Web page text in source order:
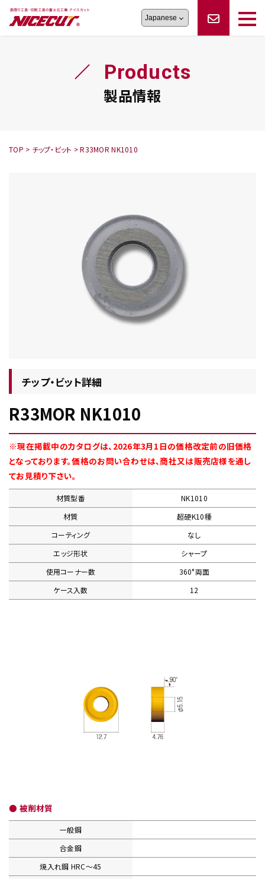
旋盤工具シリーズ
シリーズ
生産終了品
オーダー品依頼
フェイス・ショルダーシリーズかんたんオーダー
トラブルシューティング
ロックピンの逆ジメに注意
Products
製品情報
TOP > チップ・ビット >R33MOR NK1010
チップ・ビット詳細
R33MOR NK1010
※現在掲載中のカタログは、2026年3月1日の価格改定前の旧価格
となっております。価格のお問い合わせは、商社又は販売店様を通し
てお見積り下さい。
材質型番
NK1010
材質
超硬K10種
コーティング
なし
エッジ形状
シャープ
使用コーナー数
360°両面
ケース入数
12
● 被削材質
一般鋼
合金鋼
焼入れ鋼 HRC〜45